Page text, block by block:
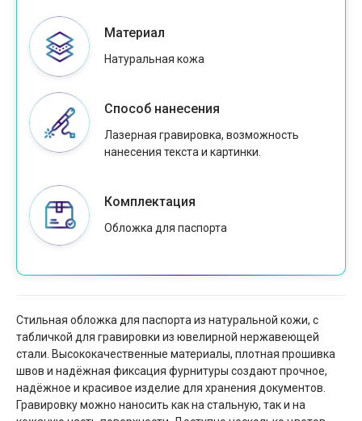
Материал
Натуральная кожа
Способ нанесения
Лазерная гравировка, возможность
нанесения текста и картинки.
Комплектация
Обложка для паспорта
Стильная обложка для паспорта из натуральной кожи, с
табличкой для гравировки из ювелирной нержавеющей
стали. Высококачественные материалы, плотная прошивка
швов и надёжная фиксация фурнитуры создают прочное,
надёжное и красивое изделие для хранения документов.
Гравировку можно наносить как на стальную, так и на